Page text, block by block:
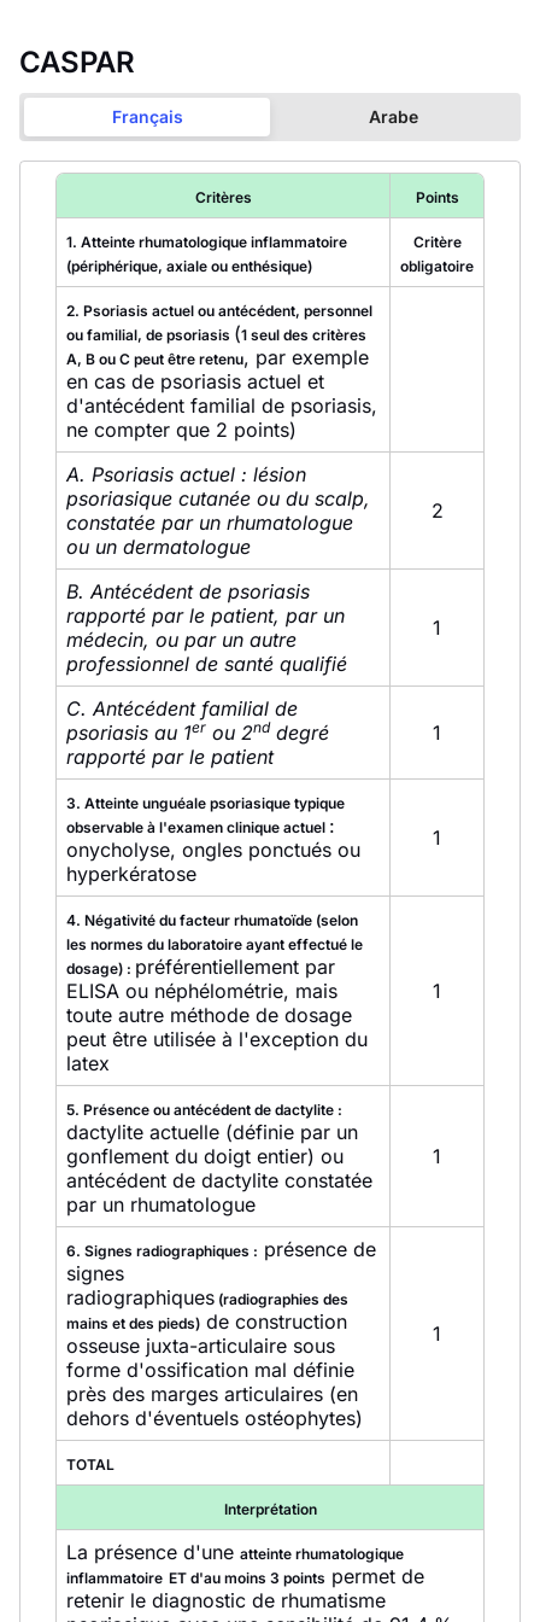
CASPAR
Français Arabe
Critères Points
1. Atteinte rhumatologique inflammatoire
(périphérique, axiale ou enthésique)
Critère
obligatoire
2. Psoriasis actuel ou antécédent, personnel
ou familial, de psoriasis (1 seul des critères
A, B ou C peut être retenu, par exemple
en cas de psoriasis actuel et
d'antécédent familial de psoriasis,
ne compter que 2 points)
A. Psoriasis actuel : lésion
psoriasique cutanée ou du scalp,
constatée par un rhumatologue
ou un dermatologue
2
B. Antécédent de psoriasis
rapporté par le patient, par un
médecin, ou par un autre
professionnel de santé qualifié
1
C. Antécédent familial de
psoriasis au 1er ou 2nd degré
rapporté par le patient
1
3. Atteinte unguéale psoriasique typique
observable à l'examen clinique actuel :
onycholyse, ongles ponctués ou
hyperkératose
1
4. Négativité du facteur rhumatoïde (selon
les normes du laboratoire ayant effectué le
dosage) : préférentiellement par
ELISA ou néphélométrie, mais
toute autre méthode de dosage
peut être utilisée à l'exception du
latex
1
5. Présence ou antécédent de dactylite :
dactylite actuelle (définie par un
gonflement du doigt entier) ou
antécédent de dactylite constatée
par un rhumatologue
1
6. Signes radiographiques : présence de
signes
radiographiques (radiographies des
mains et des pieds) de construction
osseuse juxta-articulaire sous
forme d'ossification mal définie
près des marges articulaires (en
dehors d'éventuels ostéophytes)
1
TOTAL
Interprétation
La présence d'une atteinte rhumatologique
inflammatoire ET d'au moins 3 points permet de
retenir le diagnostic de rhumatisme